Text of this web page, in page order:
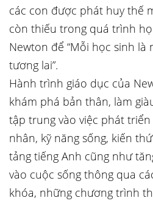
các con được phát huy thế
còn thiếu trong quá trình
Newton để “Mỗi học sinh
tương lai”.
Hành trình giáo dục của
khám phá bản thân, làm
tập trung vào việc phát triển
nhân, kỹ năng sống, kiến
tảng tiếng Anh cũng như
vào cuộc sống thông qua
khóa, những chương trình